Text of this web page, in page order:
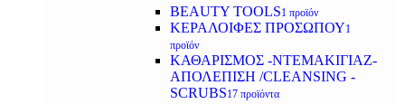
BEAUTY TOOLS1 προϊόν
ΚΕΡΑΛΟΙΦΕΣ ΠΡΟΣΩΠΟΥ1
προϊόν
ΚΑΘΑΡΙΣΜΟΣ -ΝΤΕΜΑΚΙΓΙΑΖ-
ΑΠΟΛΕΠΙΣΗ /CLEANSING -
SCRUBS17 προϊόντα